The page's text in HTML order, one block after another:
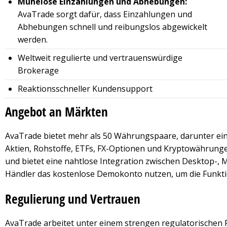
AvaTrade sorgt dafür, dass Einzahlungen und
Abhebungen schnell und reibungslos abgewickelt
werden.
Weltweit regulierte und vertrauenswürdige
Brokerage
Reaktionsschneller Kundensupport
Angebot an Märkten
AvaTrade bietet mehr als 50 Währungspaare, darunter
Aktien, Rohstoffe, ETFs, FX-Optionen und
und bietet eine nahtlose Integration zwischen Desktop-,
Händler das kostenlose Demokonto nutzen, um die
Regulierung und Vertrauen
AvaTrade arbeitet unter einem strengen